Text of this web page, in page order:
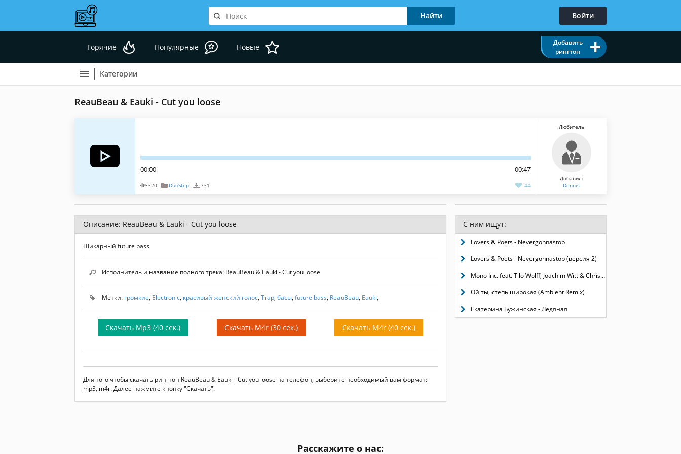
Войти
Горячие Популярные Новые
Добавить
рингтон
Категории
ReauBeau & Eauki - Cut you loose
00:00 00:47
320 DubStep 731 44
Любитель
Добавил:
Dennis
Описание: ReauBeau & Eauki - Cut you loose
Шикарный future bass
Исполнитель и название полного трека: ReauBeau & Eauki - Cut you loose
Метки: громкие, Electronic, красивый женский голос, Trap, басы, future bass, ReauBeau, Eauki,
Скачать Mp3 (40 сек.) Скачать M4r (30 сек.) Скачать M4r (40 сек.)
Для того чтобы скачать рингтон ReauBeau & Eauki - Cut you loose на телефон, выберите необходимый вам формат:
mp3, m4r. Далее нажмите кнопку "Скачать".
С ним ищут:
Lovers & Poets - Nevergonnastop
Lovers & Poets - Nevergonnastop (версия 2)
Mono Inc. feat. Tilo Wolff, Joachim Witt & Chris Harms - Children of the dark
Ой ты, степь широкая (Ambient Remix)
Екатерина Бужинская - Ледяная
Расскажите о нас: